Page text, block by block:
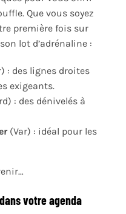
Que vous soyez
première fois sur
lot d’adrénaline :
: des lignes droites
exigeants.
: des dénivelés à
(Var) : idéal pour les
votre agenda